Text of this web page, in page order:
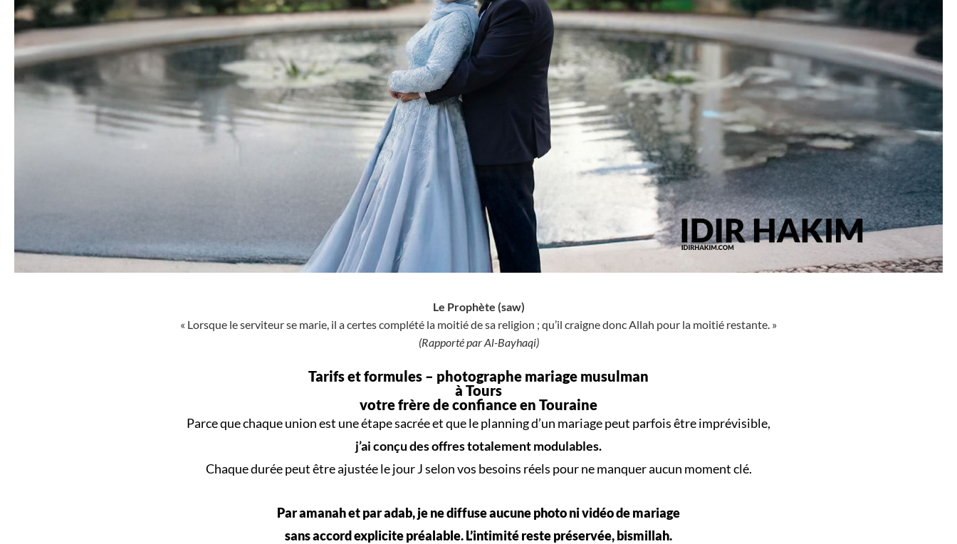
Le Prophète (saw)
« Lorsque le serviteur se marie, il a certes complété la moitié de sa religion ; qu’il craigne donc Allah pour la moitié restante. »
(Rapporté par Al-Bayhaqi)
Tarifs et formules – photographe mariage musulman
à Tours
votre frère de confiance en Touraine
Parce quechaque unionest uneétape sacréeet que leplanning d’un mariagepeut parfois être imprévisible,
j’ai conçu des offres totalement modulables.
Chaque durée peut être ajustée le jour J selon vos besoins réels pour ne manquer aucun moment clé.
Par amanah et par adab, je ne diffuse aucune photo ni vidéo de mariage
sans accord explicite préalable. L’intimité reste préservée, bismillah.